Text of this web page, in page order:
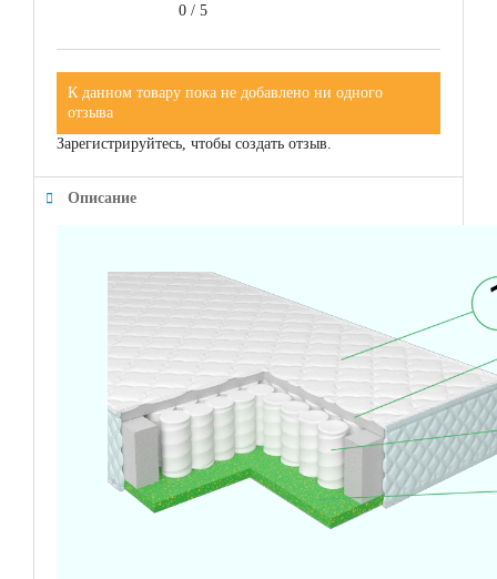
0 / 5
К данном товару пока не добавлено ни одного
отзыва
Зарегистрируйтесь, чтобы создать отзыв.
Описание